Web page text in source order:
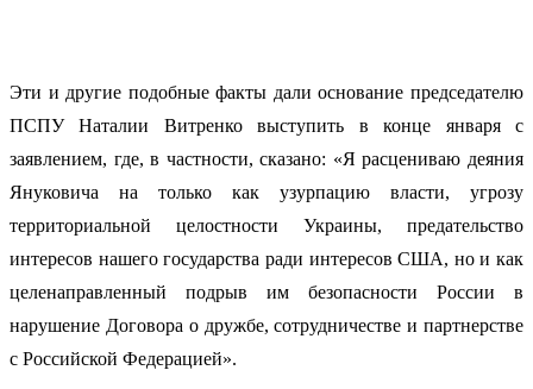
Эти и другие подобные факты дали основание председателю
ПСПУ Наталии Витренко выступить в конце января с
заявлением, где, в частности, сказано: «Я расцениваю деяния
Януковича на только как узурпацию власти, угрозу
территориальной целостности Украины, предательство
интересов нашего государства ради интересов США, но и как
целенаправленный подрыв им безопасности России в
нарушение Договора о дружбе, сотрудничестве и партнерстве
с Российской Федерацией».